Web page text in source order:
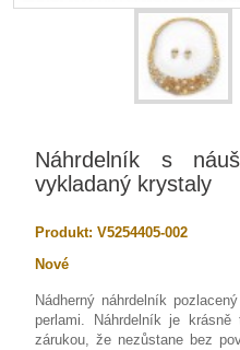
Náhrdelník s
vykladaný krystaly
Produkt: V5254405-002
Nové
Nádherný náhrdelník
perlami. Náhrdelník je
zárukou, že nezůstane bez